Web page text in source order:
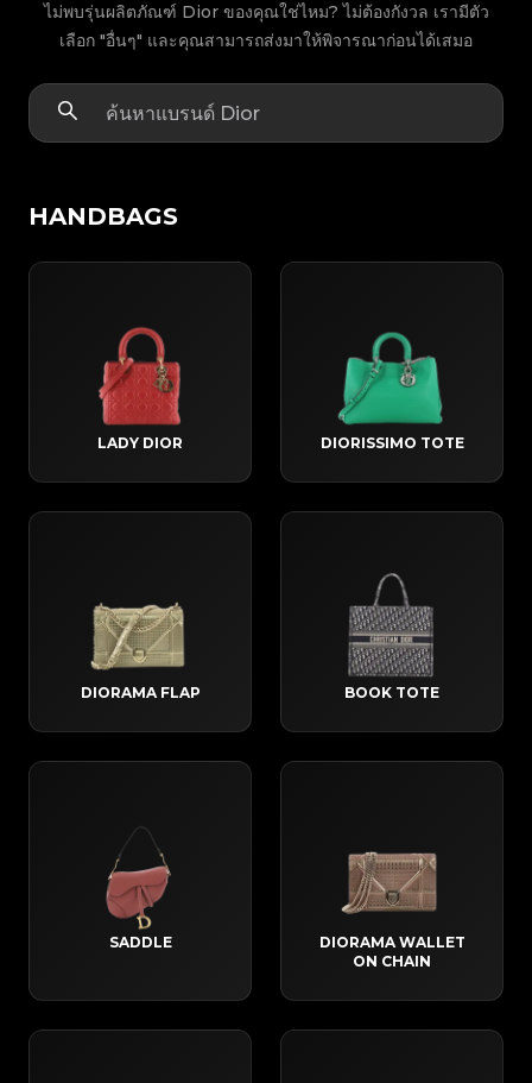
ไม่พบรุ่นผลิตภัณฑ์ Dior ของคุณใช่ไหม? ไม่ต้องกังวล เรามีตัว
เลือก "อื่นๆ" และคุณสามารถส่งมาให้พิจารณาก่อนได้เสมอ
HANDBAGS
LADY DIOR DIORISSIMO TOTE
DIORAMA FLAP BOOK TOTE
SADDLE
DIORAMA WALLET
ON CHAIN